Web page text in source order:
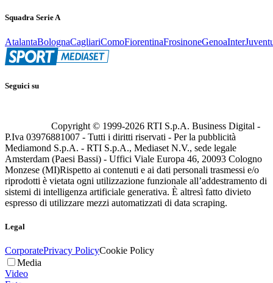
Squadra Serie A
AtalantaBolognaCagliariComoFiorentinaFrosinoneGenoaInter
Seguici su
Copyright © 1999-2026 RTI S.p.A. Business Digital -
P.Iva 03976881007 - Tutti i diritti riservati - Per la pubblicità
Mediamond S.p.A. - RTI S.p.A., Mediaset N.V., sede legale
Amsterdam (Paesi Bassi) - Uffici Viale Europa 46, 20093 Cologno
Monzese (MI)Rispetto ai contenuti e ai dati personali trasmessi e/o
riprodotti è vietata ogni utilizzazione funzionale all’addestramento di
sistemi di intelligenza artificiale generativa. È altresì fatto divieto
espresso di utilizzare mezzi automatizzati di data scraping.
Legal
CorporatePrivacy PolicyCookie Policy
Media
Video